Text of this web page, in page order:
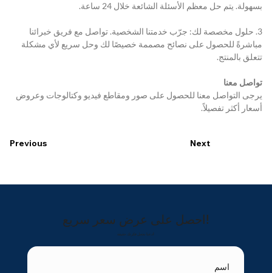
بسهولة. يتم حل معظم الأسئلة الشائعة خلال 24 ساعة.
3. حلول مخصصة لك: جرّب خدمتنا الشخصية. تواصل مع فريق خبرائنا
مباشرةً للحصول على نصائح مصممة خصيصًا لك وحل سريع لأي مشكلة
تتعلق بالمنتج.
تواصل معنا
يرجى التواصل معنا للحصول على صور ومقاطع فيديو وكتالوجات وعروض
أسعار أكثر تفصيلاً.
Previous Next
احصل على عرض سعر سريع!
اسم